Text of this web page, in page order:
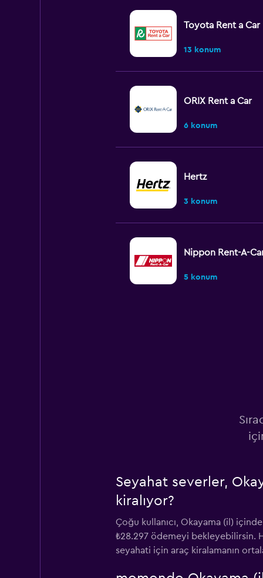
Toyota Rent a Car
13 konum
ORIX Rent a Car
6 konum
Hertz
3 konum
Nippon Rent-A-
5 konum
Nissan Rent-A-Car
Alamo
Seyahat severler,
kiralıyor?
Çoğu kullanıcı, Okayama (il)
₺28.297 ödemeyi bekleyebilirsin.
seyahati için araç kiralamanın